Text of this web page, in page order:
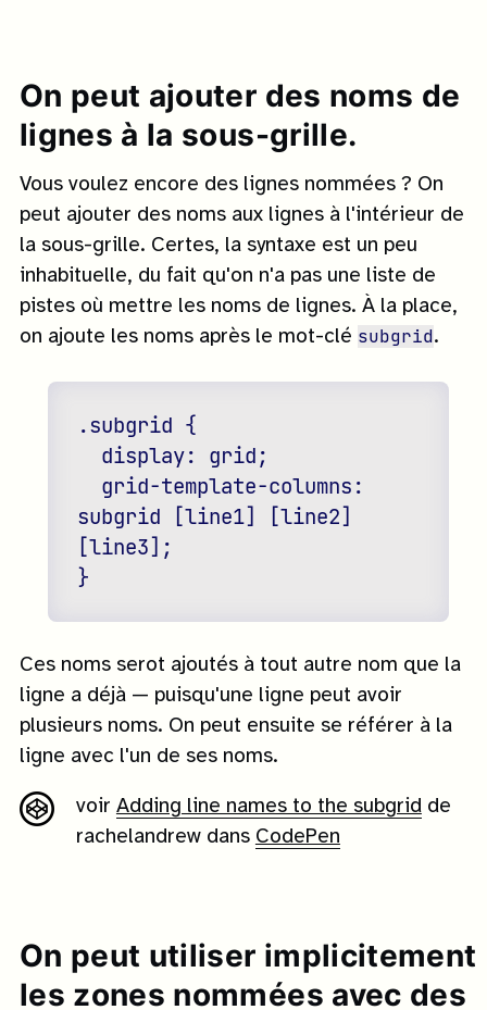
On peut ajouter des noms de
lignes à la sous-grille.
Vous voulez encore des lignes nommées ? On
peut ajouter des noms aux lignes à l'intérieur de
la sous-grille. Certes, la syntaxe est un peu
inhabituelle, du fait qu'on n'a pas une liste de
pistes où mettre les noms de lignes. À la place,
on ajoute les noms après le mot-clé subgrid.
.subgrid {
subgrid [line1] [line2]
[line3];
Ces noms serot ajoutés à tout autre nom que la
ligne a déjà — puisqu'une ligne peut avoir
plusieurs noms. On peut ensuite se référer à la
ligne avec l'un de ses noms.
voir Adding line names to the subgridde
rachelandrew dans CodePen
On peut utiliser implicitement
les zones nommées avec des